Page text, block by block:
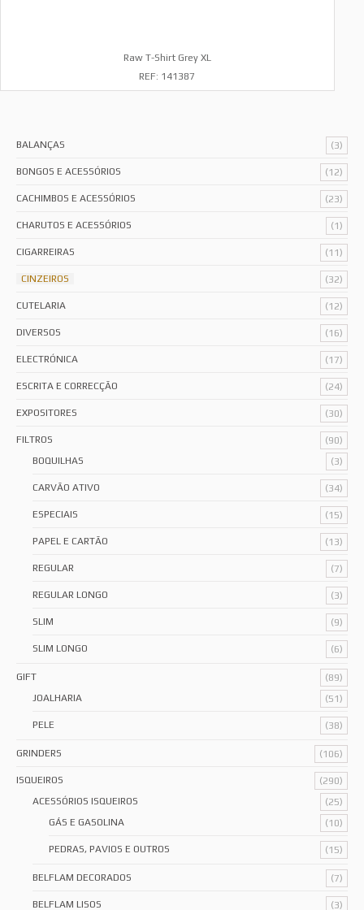
Raw T-Shirt Grey XL
REF: 141387
BALANÇAS (3)
BONGOS E ACESSÓRIOS (12)
CACHIMBOS E ACESSÓRIOS (23)
CHARUTOS E ACESSÓRIOS (1)
CIGARREIRAS (11)
CINZEIROS (32)
CUTELARIA (12)
DIVERSOS (16)
ELECTRÓNICA (17)
ESCRITA E CORRECÇÃO (24)
EXPOSITORES (30)
FILTROS
(90)
BOQUILHAS
(3)
CARVÃO ATIVO (34)
ESPECIAIS (15)
PAPEL E CARTÃO (13)
REGULAR (7)
REGULAR LONGO (3)
SLIM (9)
SLIM LONGO (6)
GIFT
(89)
JOALHARIA
(51)
PELE (38)
GRINDERS (106)
ISQUEIROS
(290)
ACESSÓRIOS ISQUEIROS
(25)
GÁS E GASOLINA
(10)
PEDRAS, PAVIOS E OUTROS (15)
BELFLAM DECORADOS (7)
BELFLAM LISOS (3)